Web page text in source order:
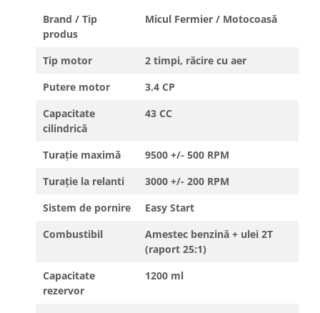
Brand / Tip
produs
Micul Fermier / Motocoasă
Tip motor
2 timpi, răcire cu aer
Putere motor
3.4 CP
Capacitate
cilindrică
43 CC
Turație maximă
9500 +/- 500 RPM
Turație la relanti
3000 +/- 200 RPM
Sistem de pornire
Easy Start
Combustibil
Amestec benzină + ulei 2T
(raport 25:1)
Capacitate
rezervor
1200 ml